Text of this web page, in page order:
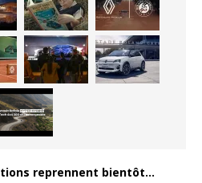
reprennent bientôt…